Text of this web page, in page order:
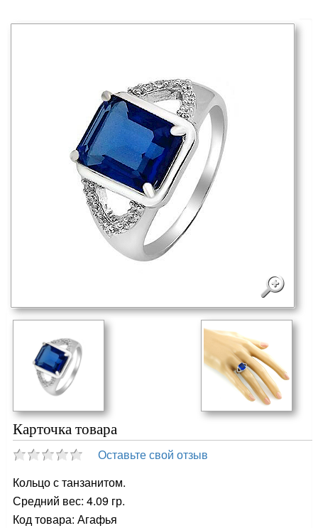
Карточка товара
Оставьте свой отзыв
Кольцо с танзанитом.
Средний вес: 4.09 гр.
Код товара: Агафья